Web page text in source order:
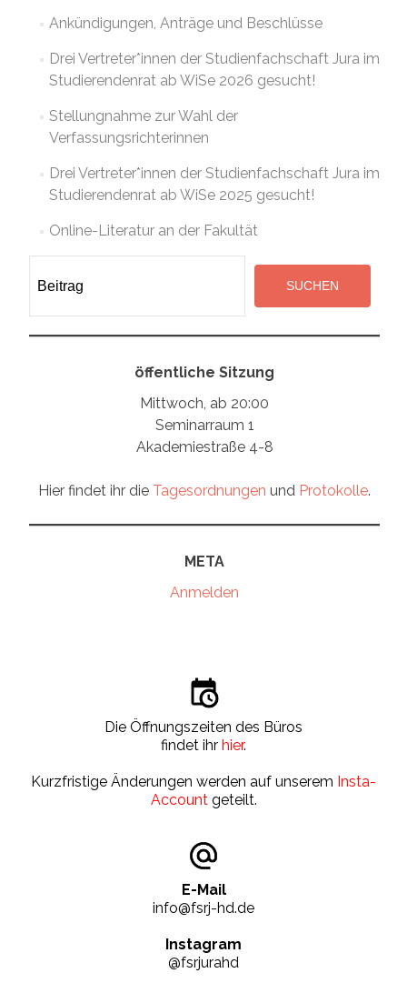
Ankündigungen, Anträge und Beschlüsse
Drei Vertreter*innen der Studienfachschaft Jura im
Studierendenrat ab WiSe 2026 gesucht!
Stellungnahme zur Wahl der
Verfassungsrichterinnen
Drei Vertreter*innen der Studienfachschaft Jura im
Studierendenrat ab WiSe 2025 gesucht!
Online-Literatur an der Fakultät
Suchen
SUCHEN
öffentliche Sitzung
Mittwoch, ab 20:00
Seminarraum 1
Akademiestraße 4-8
Hier findet ihr die Tagesordnungen und Protokolle.
META
Anmelden
Die Öffnungszeiten des Büros
findet ihr hier.
Kurzfristige Änderungen werden auf unserem Insta-
Accountgeteilt.
E-Mail
info@fsrj-hd.de
Instagram
@fsrjurahd